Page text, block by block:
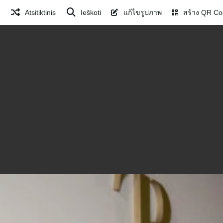
Atsitiktinis Ieškoti แก้ไขรูปภาพ สร้าง QR